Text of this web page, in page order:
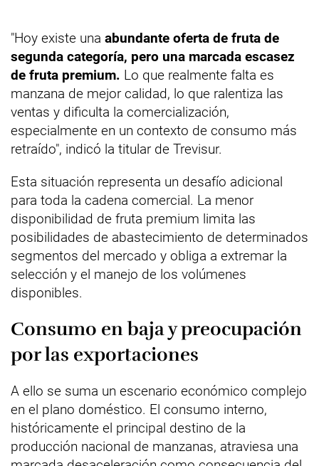
"Hoy existe una abundante oferta de fruta de
segunda categoría, pero una marcada escasez
de fruta premium. Lo que realmente falta es
manzana de mejor calidad, lo que ralentiza las
ventas y dificulta la comercialización,
especialmente en un contexto de consumo más
retraído", indicó la titular de Trevisur.
Esta situación representa un desafío adicional
para toda la cadena comercial. La menor
disponibilidad de fruta premium limita las
posibilidades de abastecimiento de determinados
segmentos del mercado y obliga a extremar la
selección y el manejo de los volúmenes
disponibles.
Consumo en baja y preocupación
por las exportaciones
A ello se suma un escenario económico complejo
en el plano doméstico. El consumo interno,
históricamente el principal destino de la
producción nacional de manzanas, atraviesa una